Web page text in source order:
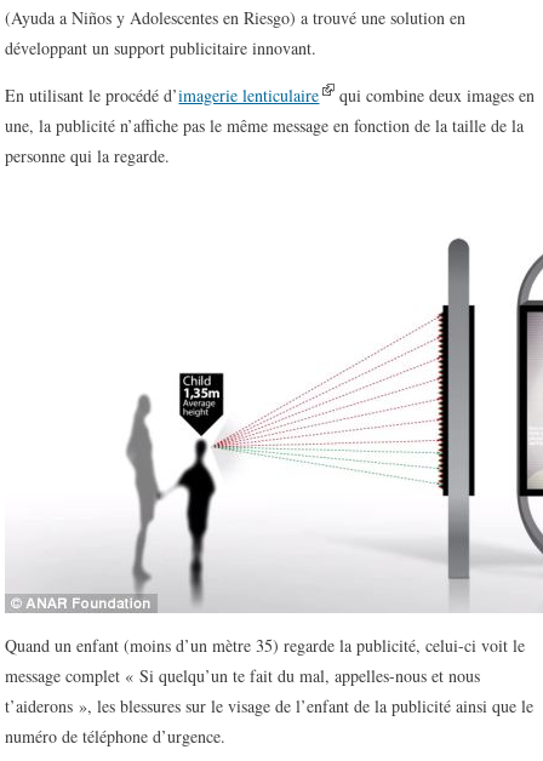
(Ayuda a Niños y Adolescentes en Riesgo) a trouvé une solution en
développant un support publicitaire innovant.
En utilisant le procédé d’imagerie lenticulaire
qui combine deux images en
une, la publicité n’affiche pas le même message en fonction de la taille de la
personne qui la regarde.
Quand un enfant (moins d’un mètre 35) regarde la publicité, celui-ci voit le
message complet « Si quelqu’un te fait du mal, appelles-nous et nous
t’aiderons », les blessures sur le visage de l’enfant de la publicité ainsi que le
numéro de téléphone d’urgence.